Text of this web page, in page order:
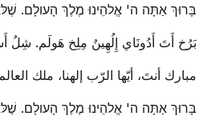
בָּרוּךְ אַתָּה ה' אֱלהֵינוּ מֶלֶךְ הָעולָם.
بَرُخ أَتَ أَدُونَاي إِلُهِينُ مِلِخ هَولَم.
مبارك أنتَ، أيّها الرّب إلهنا، ملك
בָּרוּךְ אַתָּה ה' אֱלהֵינוּ מֶלֶךְ הָעולָם.